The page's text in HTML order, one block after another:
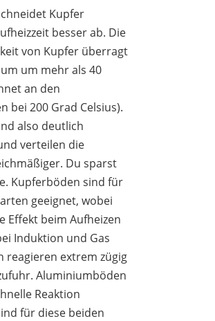
Kupfer
besser ab. Die
von Kupfer überragt
um mehr als 40
an den
bei 200 Grad Celsius).
also deutlich
verteilen die
Du sparst
Kupferböden sind für
geeignet, wobei
Effekt beim Aufheizen
Induktion und Gas
reagieren extrem zügig
Aluminiumböden
Reaktion
für diese beiden